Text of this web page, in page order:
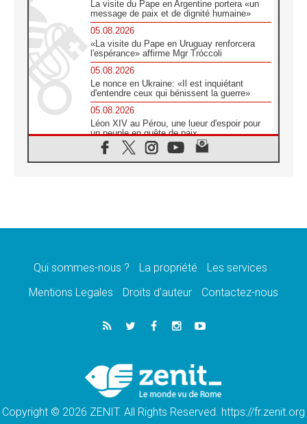
La visite du Pape en Argentine portera «un
message de paix et de dignité humaine»
05.08.2026
«La visite du Pape en Uruguay renforcera
l'espérance» affirme Mgr Tróccoli
05.08.2026
Le nonce en Ukraine: «Il est inquiétant
d'entendre ceux qui bénissent la guerre»
05.08.2026
Léon XIV au Pérou, une lueur d'espoir pour
un peuple en quête de paix
05.08.2026
SCEAM: L'Église en Afrique vers
en Argentine et au Pérou
Audience générale: la prière est un acte
04.08.2026
Léon XIV invite les Chevaliers de Colomb à
Au Nigéria, attaques d'église, meurtre et
enlèvements de religieux suscitent l'émotion
Qui sommes-nous ? La propriété
Les services
Mentions Legales
Droits d’auteur Contactez-nous
Copyright © 2026 ZENIT. All Rights Reserved. https://fr.zenit.org